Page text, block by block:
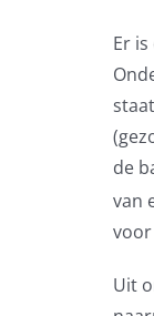
Er
de
van
Uit